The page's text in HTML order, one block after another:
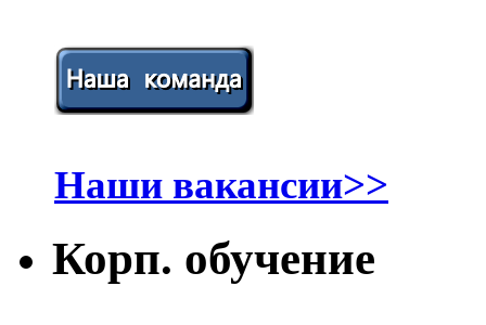
Наши вакансии>>
Корп. обучение